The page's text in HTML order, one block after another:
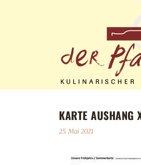
KARTE
25. Mai 2021